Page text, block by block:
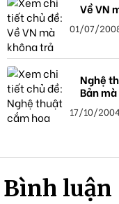
Về VN
01/07/
Nghệ
Bản
17/10/
Bình luận